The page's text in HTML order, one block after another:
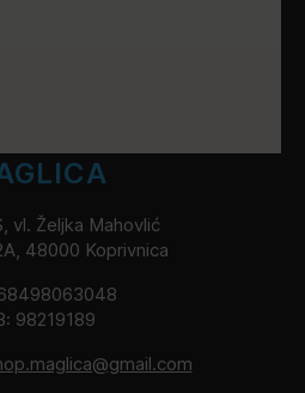
vl. Željka Mahovlić
48000 Koprivnica
98219189